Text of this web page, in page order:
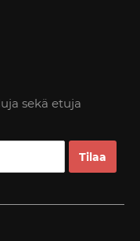
sekä etuja